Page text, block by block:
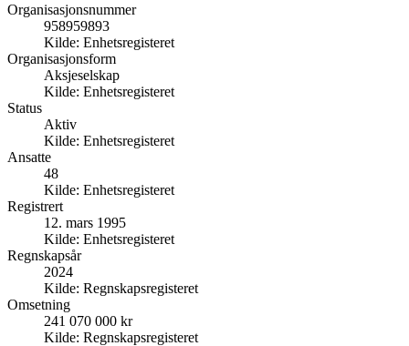
Organisasjonsnummer
958959893
Kilde: Enhetsregisteret
Organisasjonsform
Aksjeselskap
Kilde: Enhetsregisteret
Status
Aktiv
Kilde: Enhetsregisteret
Ansatte
48
Kilde: Enhetsregisteret
Registrert
12. mars 1995
Kilde: Enhetsregisteret
Regnskapsår
2024
Kilde: Regnskapsregisteret
Omsetning
241 070 000 kr
Kilde: Regnskapsregisteret